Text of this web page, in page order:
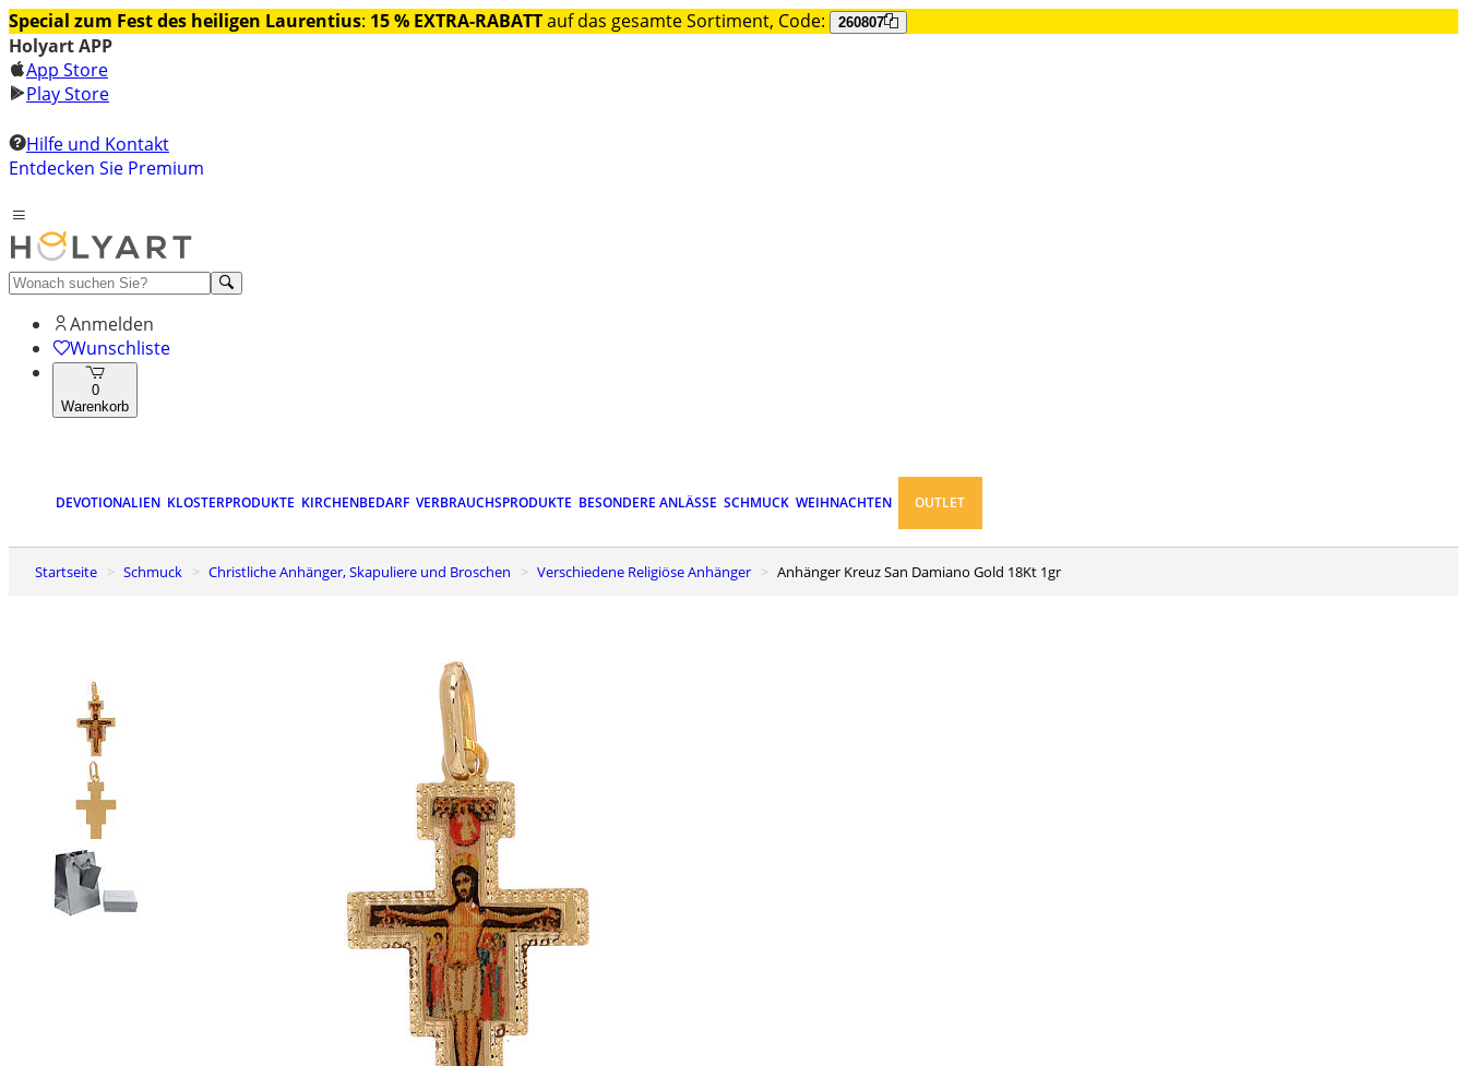
Special zum Fest des heiligen Laurentius: 15 % EXTRA-RABATTauf das gesamte Sortiment, Code: 260807
Holyart APP
App Store
Play Store
Hilfe und Kontakt
Entdecken Sie Premium
Anmelden
Wunschliste
0
Warenkorb
DEVOTIONALIEN KLOSTERPRODUKTE KIRCHENBEDARF VERBRAUCHSPRODUKTE BESONDERE ANLÄSSE SCHMUCK WEIHNACHTEN OUTLET
Startseite Schmuck Christliche Anhänger, Skapuliere und Broschen Verschiedene Religiöse Anhänger Anhänger Kreuz San Damiano Gold 18Kt 1gr